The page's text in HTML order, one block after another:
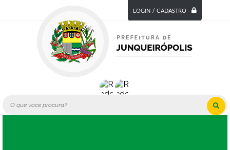
LOGIN / CADASTRO